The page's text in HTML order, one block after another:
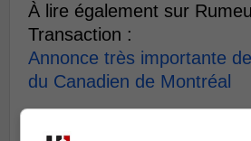
À lire également sur
Transaction :
Annonce très importante
du Canadien de Montréal